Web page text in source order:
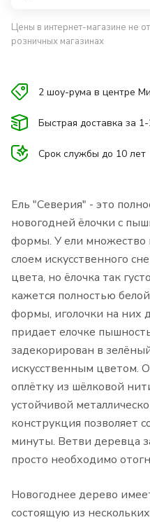
Цены в интернет-магазине не
розничных магазинах
2 шоу-рума в центре
Быстрая доставка за
Срок службы до 10 лет
Ель "Северия" - это
новогодней ёлочки с
формы. У ели множество
слоем искусственного
цвета, но ёлочка так
кажется полностью
формы, иголочки на них
придает елочке
задекорирован в
искусственным цветом.
оплётку из шёлковой
устойчивой
конструкция позволяет
минуты. Ветви деревца
просто необходимо
Новогоднее дерево
состоящую из